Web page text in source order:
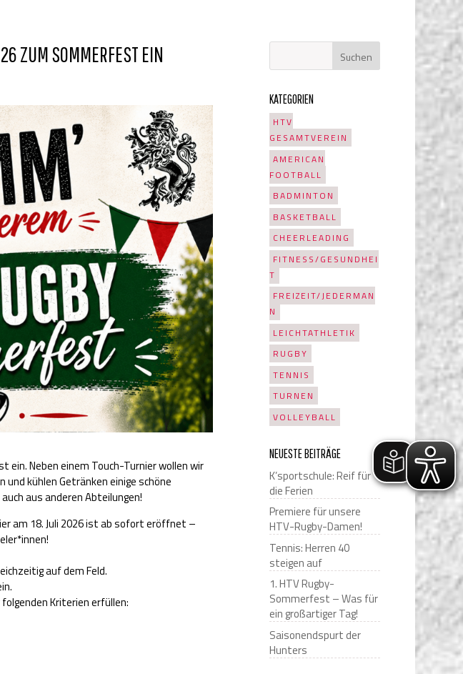
ZUM SOMMERFEST EIN
ein. Neben einem Touch-Turnier wollen wir
kühlen Getränken einige schöne
aus anderen Abteilungen!
am 18. Juli 2026 ist ab sofort eröffnet –
auf dem Feld.
Kriterien erfüllen:
KATEGORIEN
HTV
GESAMTVEREIN
AMERICAN
FOOTBALL
BADMINTON
BASKETBALL
CHEERLEADING
FITNESS/GESUNDHEI
T
FREIZEIT/JEDERMAN
N
LEICHTATHLETIK
RUGBY
TENNIS
TURNEN
VOLLEYBALL
NEUESTE BEITRÄGE
K’sportschule: Reif für
die Ferien
Premiere für unsere
HTV-Rugby-Damen!
Tennis: Herren 40
steigen auf
1. HTV Rugby-
Sommerfest – Was für
ein großartiger Tag!
Saisonendspurt der
Hunters